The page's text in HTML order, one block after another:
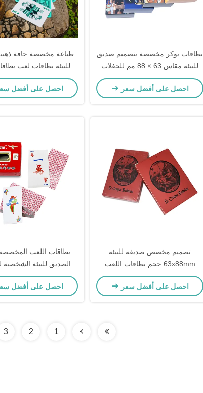
بطاقات بوكر مخصصة بتصميم صديق
للبيئة مقاس 63 × 88 مم للحفلات
والعروض الترويجية
احصل على أفضل سعر
طباعة مخصصة حافة
للبيئة بطاقات لعب
شخصية للحفلات
احصل على أفضل
تصميم مخصص صديقة للبيئة
63x88mm حجم بطاقات اللعب
للحفلات والألعاب
احصل على أفضل سعر
بطاقات اللعب
الصديق للبيئة الشخصية
والهدايا
احصل على أفضل
1
2
3